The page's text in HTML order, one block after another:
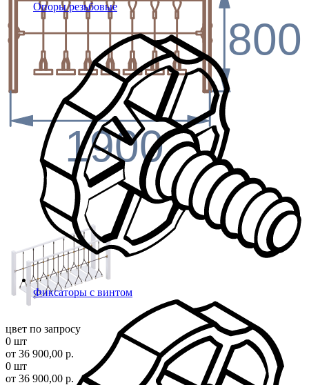
Опоры резьбовые
Фиксаторы с винтом
800
1900
цвет по запросу
0 шт
от 36 900,00 р.
0 шт
от 36 900,00 р.